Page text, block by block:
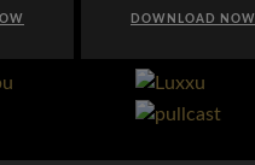
DOWNLOAD NOW